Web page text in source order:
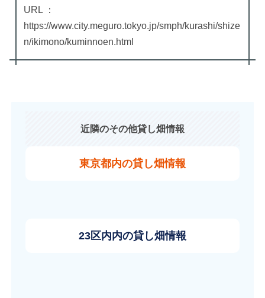
URL ：
https://www.city.meguro.tokyo.jp/smph/kurashi/shize
n/ikimono/kuminnoen.html
近隣のその他貸し畑情報
東京都内の貸し畑情報
23区内内の貸し畑情報